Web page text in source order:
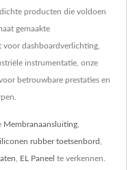
producten die voldoen
gemaakte
dashboardverlichting,
instrumentatie, onze
betrouwbare prestaties en
Membranaansluiting
rubber toetsenbord
EL Paneel te verkennen.